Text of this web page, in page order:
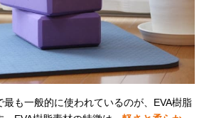
最も一般的に使われているのが、EVA樹脂